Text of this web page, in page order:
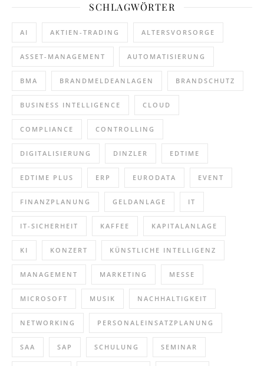
SCHLAGWÖRTER
AI AKTIEN-TRADING ALTERSVORSORGE
ASSET-MANAGEMENT AUTOMATISIERUNG
BMA BRANDMELDEANLAGEN BRANDSCHUTZ
BUSINESS INTELLIGENCE CLOUD
COMPLIANCE CONTROLLING
DIGITALISIERUNG DINZLER EDTIME
EDTIME PLUS ERP EURODATA EVENT
FINANZPLANUNG GELDANLAGE IT
IT-SICHERHEIT KAFFEE KAPITALANLAGE
KI KONZERT KÜNSTLICHE INTELLIGENZ
MANAGEMENT MARKETING MESSE
MICROSOFT MUSIK NACHHALTIGKEIT
NETWORKING PERSONALEINSATZPLANUNG
SAA SAP SCHULUNG SEMINAR